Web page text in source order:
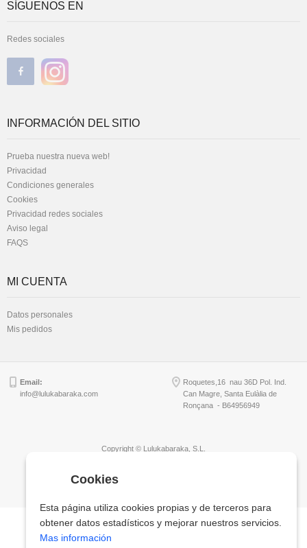
SÍGUENOS EN
Redes sociales
INFORMACIÓN DEL SITIO
Prueba nuestra nueva web!
Privacidad
Condiciones generales
Cookies
Privacidad redes sociales
Aviso legal
FAQS
MI CUENTA
Datos personales
Mis pedidos
Email:
info@lulukabaraka.com
Roquetes,16 nau 36D Pol. Ind.
Can Magre, Santa Eulàlia de
Ronçana - B64956949
Copyright © Lulukabaraka, S.L.
Cookies
Esta página utiliza cookies propias y de terceros para
obtener datos estadísticos y mejorar nuestros servicios.
Mas información